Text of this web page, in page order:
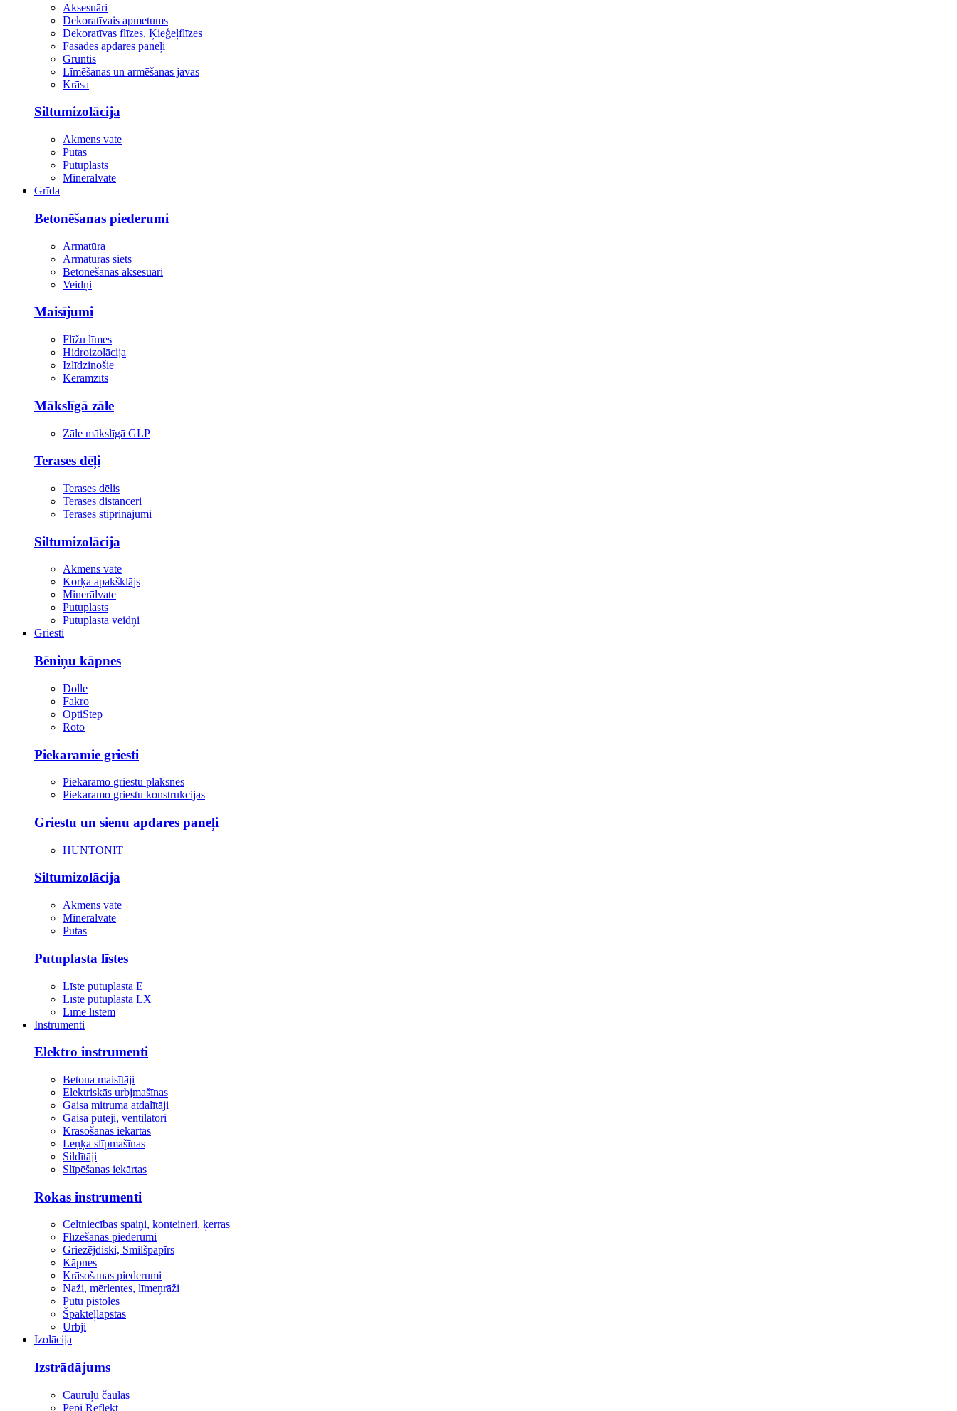
Aksesuāri
Dekoratīvais apmetums
Dekoratīvas flīzes, Ķieģeļflīzes
Fasādes apdares paneļi
Gruntis
Līmēšanas un armēšanas javas
Krāsa
Siltumizolācija
Akmens vate
Putas
Putuplasts
Minerālvate
Grīda
Betonēšanas piederumi
Armatūra
Armatūras siets
Betonēšanas aksesuāri
Veidņi
Maisījumi
Flīžu līmes
Hidroizolācija
Izlīdzinošie
Keramzīts
Mākslīgā zāle
Zāle mākslīgā GLP
Terases dēļi
Terases dēlis
Terases distanceri
Terases stiprinājumi
Siltumizolācija
Akmens vate
Korķa apakšklājs
Minerālvate
Putuplasts
Putuplasta veidņi
Griesti
Bēniņu kāpnes
Dolle
Fakro
OptiStep
Roto
Piekaramie griesti
Piekaramo griestu plāksnes
Piekaramo griestu konstrukcijas
Griestu un sienu apdares paneļi
HUNTONIT
Siltumizolācija
Akmens vate
Minerālvate
Putas
Putuplasta līstes
Līste putuplasta E
Līste putuplasta LX
Līme līstēm
Instrumenti
Elektro instrumenti
Betona maisītāji
Elektriskās urbjmašīnas
Gaisa mitruma atdalītāji
Gaisa pūtēji, ventilatori
Krāsošanas iekārtas
Leņķa slīpmašīnas
Sildītāji
Slīpēšanas iekārtas
Rokas instrumenti
Celtniecības spaiņi, konteineri, ķerras
Flīzēšanas piederumi
Griezējdiski, Smilšpapīrs
Kāpnes
Krāsošanas piederumi
Naži, mērlentes, līmeņrāži
Putu pistoles
Špakteļlāpstas
Urbji
Izolācija
Izstrādājums
Cauruļu čaulas
Pepi Reflekt